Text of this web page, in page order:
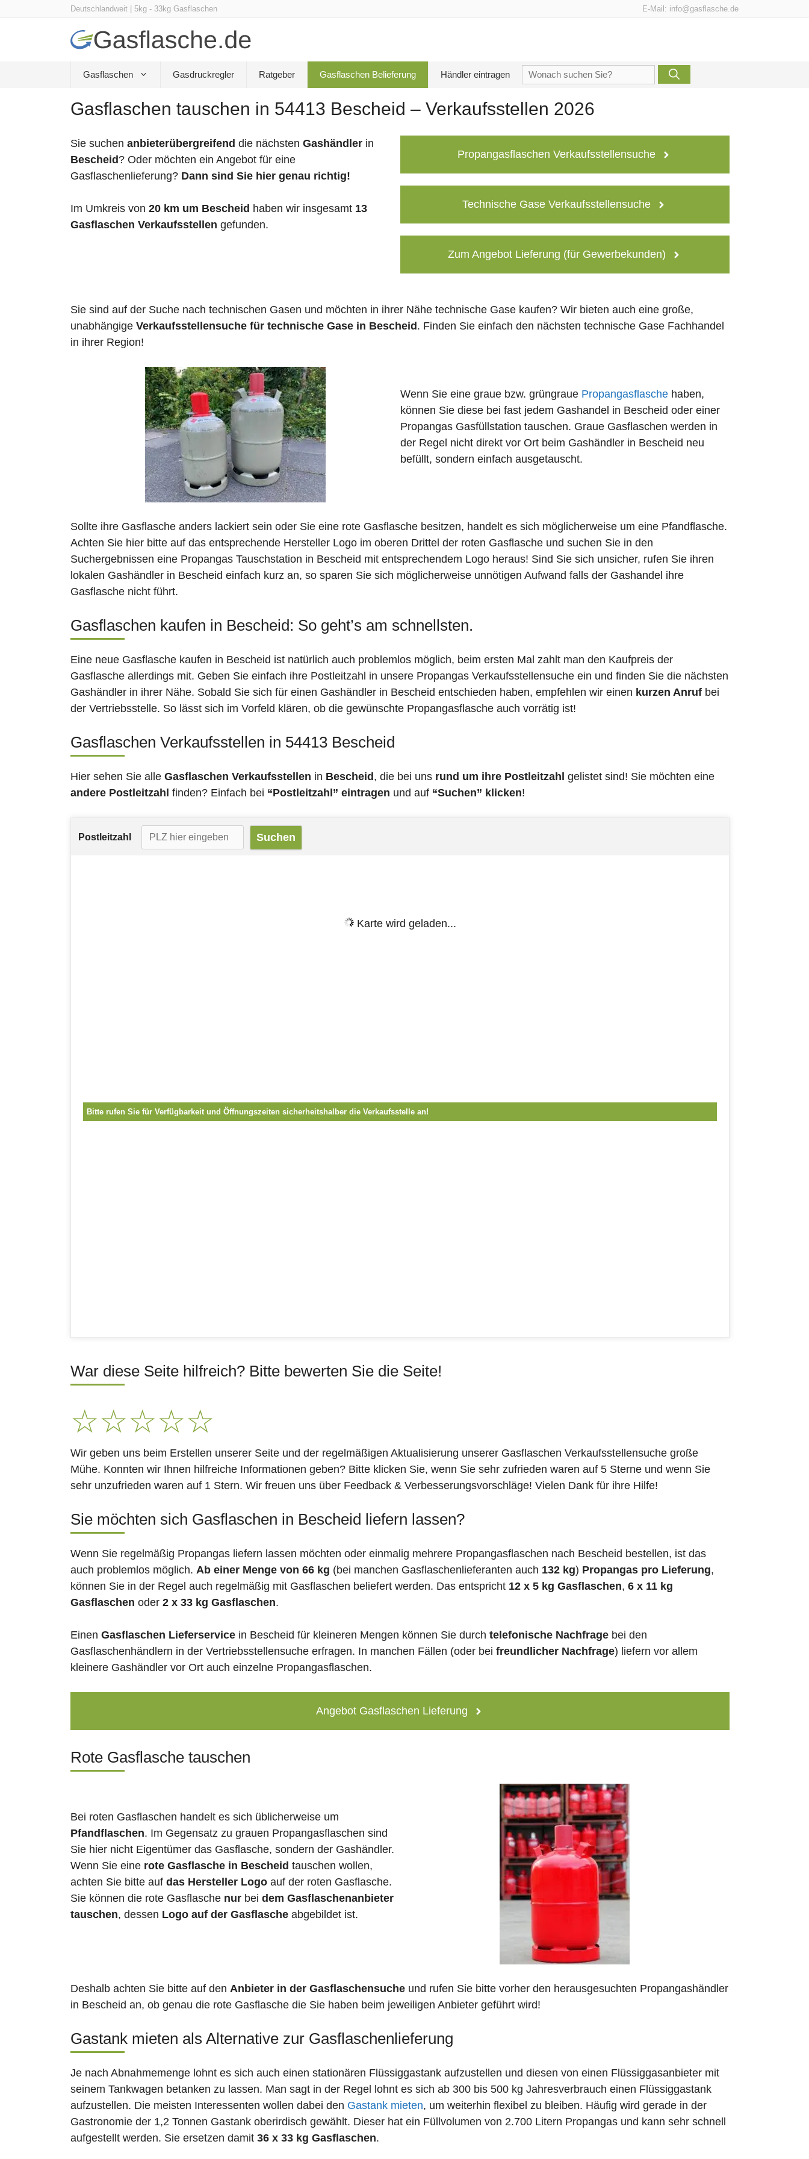
E-Mail: info@gasflasche.de
Deutschlandweit | 5kg - 33kg Gasflaschen
Gasflaschen Gasdruckregler Ratgeber Gasflaschen Belieferung Händler eintragen
Suche
Gasflaschen tauschen in 54413 Bescheid – Verkaufsstellen 2026
Sie suchen anbieterübergreifend die nächsten Gashändler in
Bescheid? Oder möchten ein Angebot für eine
Gasflaschenlieferung? Dann sind Sie hier genau richtig!
Im Umkreis von 20 km um Bescheid haben wir insgesamt 13
Gasflaschen Verkaufsstellen gefunden.
Propangasflaschen Verkaufsstellensuche
Technische Gase Verkaufsstellensuche
Zum Angebot Lieferung (für Gewerbekunden)
Sie sind auf der Suche nach technischen Gasen und möchten in ihrer Nähe technische Gase kaufen? Wir bieten auch eine große,
unabhängige Verkaufsstellensuche für technische Gase in Bescheid . Finden Sie einfach den nächsten technische Gase Fachhandel
in ihrer Region!
Wenn Sie eine graue bzw. grüngraue Propangasflaschehaben,
können Sie diese bei fast jedem Gashandel in Bescheid oder einer
Propangas Gasfüllstation tauschen. Graue Gasflaschen werden in
der Regel nicht direkt vor Ort beim Gashändler in Bescheid neu
befüllt, sondern einfach ausgetauscht.
Sollte ihre Gasflasche anders lackiert sein oder Sie eine rote Gasflasche besitzen, handelt es sich möglicherweise um eine Pfandflasche.
Achten Sie hier bitte auf das entsprechende Hersteller Logo im oberen Drittel der roten Gasflasche und suchen Sie in den
Suchergebnissen eine Propangas Tauschstation in Bescheid mit entsprechendem Logo heraus! Sind Sie sich unsicher, rufen Sie ihren
lokalen Gashändler in Bescheid einfach kurz an, so sparen Sie sich möglicherweise unnötigen Aufwand falls der Gashandel ihre
Gasflasche nicht führt.
Gasflaschen kaufen in Bescheid: So geht’s am schnellsten.
Eine neue Gasflasche kaufen in Bescheid ist natürlich auch problemlos möglich, beim ersten Mal zahlt man den Kaufpreis der
Gasflasche allerdings mit. Geben Sie einfach ihre Postleitzahl in unsere Propangas Verkaufsstellensuche ein und finden Sie die nächsten
Gashändler in ihrer Nähe. Sobald Sie sich für einen Gashändler in Bescheid entschieden haben, empfehlen wir einen kurzen Anruf bei
der Vertriebsstelle. So lässt sich im Vorfeld klären, ob die gewünschte Propangasflasche auch vorrätig ist!
Gasflaschen Verkaufsstellen in 54413 Bescheid
Hier sehen Sie alle Gasflaschen Verkaufsstellen in Bescheid , die bei uns rund um ihre Postleitzahl gelistet sind! Sie möchten eine
andere Postleitzahl finden? Einfach bei “Postleitzahl” eintragen und auf “Suchen” klicken!
Postleitzahl
Karte wird geladen...
Bitte rufen Sie für Verfügbarkeit und Öffnungszeiten sicherheitshalber die Verkaufsstelle an!
War diese Seite hilfreich? Bitte bewerten Sie die Seite!
☆☆☆☆☆
Wir geben uns beim Erstellen unserer Seite und der regelmäßigen Aktualisierung unserer Gasflaschen Verkaufsstellensuche große
Mühe. Konnten wir Ihnen hilfreiche Informationen geben? Bitte klicken Sie, wenn Sie sehr zufrieden waren auf 5 Sterne und wenn Sie
sehr unzufrieden waren auf 1 Stern. Wir freuen uns über Feedback & Verbesserungsvorschläge! Vielen Dank für ihre Hilfe!
Sie möchten sich Gasflaschen in Bescheid liefern lassen?
Wenn Sie regelmäßig Propangas liefern lassen möchten oder einmalig mehrere Propangasflaschen nach Bescheid bestellen, ist das
auch problemlos möglich. Ab einer Menge von 66 kg (bei manchen Gasflaschenlieferanten auch 132 kg) Propangas pro Lieferung,
können Sie in der Regel auch regelmäßig mit Gasflaschen beliefert werden. Das entspricht 12 x 5 kg Gasflaschen, 6 x 11 kg
Gasflaschen oder 2 x 33 kg Gasflaschen.
Einen Gasflaschen Lieferservice in Bescheid für kleineren Mengen können Sie durch telefonische Nachfrage bei den
Gasflaschenhändlern in der Vertriebsstellensuche erfragen. In manchen Fällen (oder bei freundlicher Nachfrage) liefern vor allem
kleinere Gashändler vor Ort auch einzelne Propangasflaschen.
Angebot Gasflaschen Lieferung
Rote Gasflasche tauschen
Bei roten Gasflaschen handelt es sich üblicherweise um
Pfandflaschen. Im Gegensatz zu grauen Propangasflaschen sind
Sie hier nicht Eigentümer das Gasflasche, sondern der Gashändler.
Wenn Sie eine rote Gasflasche in Bescheid tauschen wollen,
achten Sie bitte auf das Hersteller Logo auf der roten Gasflasche.
Sie können die rote Gasflasche nur bei dem Gasflaschenanbieter
tauschen, dessen Logo auf der Gasflasche abgebildet ist.
Deshalb achten Sie bitte auf den Anbieter in der Gasflaschensuche und rufen Sie bitte vorher den herausgesuchten Propangashändler
in Bescheid an, ob genau die rote Gasflasche die Sie haben beim jeweiligen Anbieter geführt wird!
Gastank mieten als Alternative zur Gasflaschenlieferung
Je nach Abnahmemenge lohnt es sich auch einen stationären Flüssiggastank aufzustellen und diesen von einen Flüssiggasanbieter mit
seinem Tankwagen betanken zu lassen. Man sagt in der Regel lohnt es sich ab 300 bis 500 kg Jahresverbrauch einen Flüssiggastank
aufzustellen. Die meisten Interessenten wollen dabei den Gastank mieten, um weiterhin flexibel zu bleiben. Häufig wird gerade in der
Gastronomie der 1,2 Tonnen Gastank oberirdisch gewählt. Dieser hat ein Füllvolumen von 2.700 Litern Propangas und kann sehr schnell
aufgestellt werden. Sie ersetzen damit 36 x 33 kg Gasflaschen.